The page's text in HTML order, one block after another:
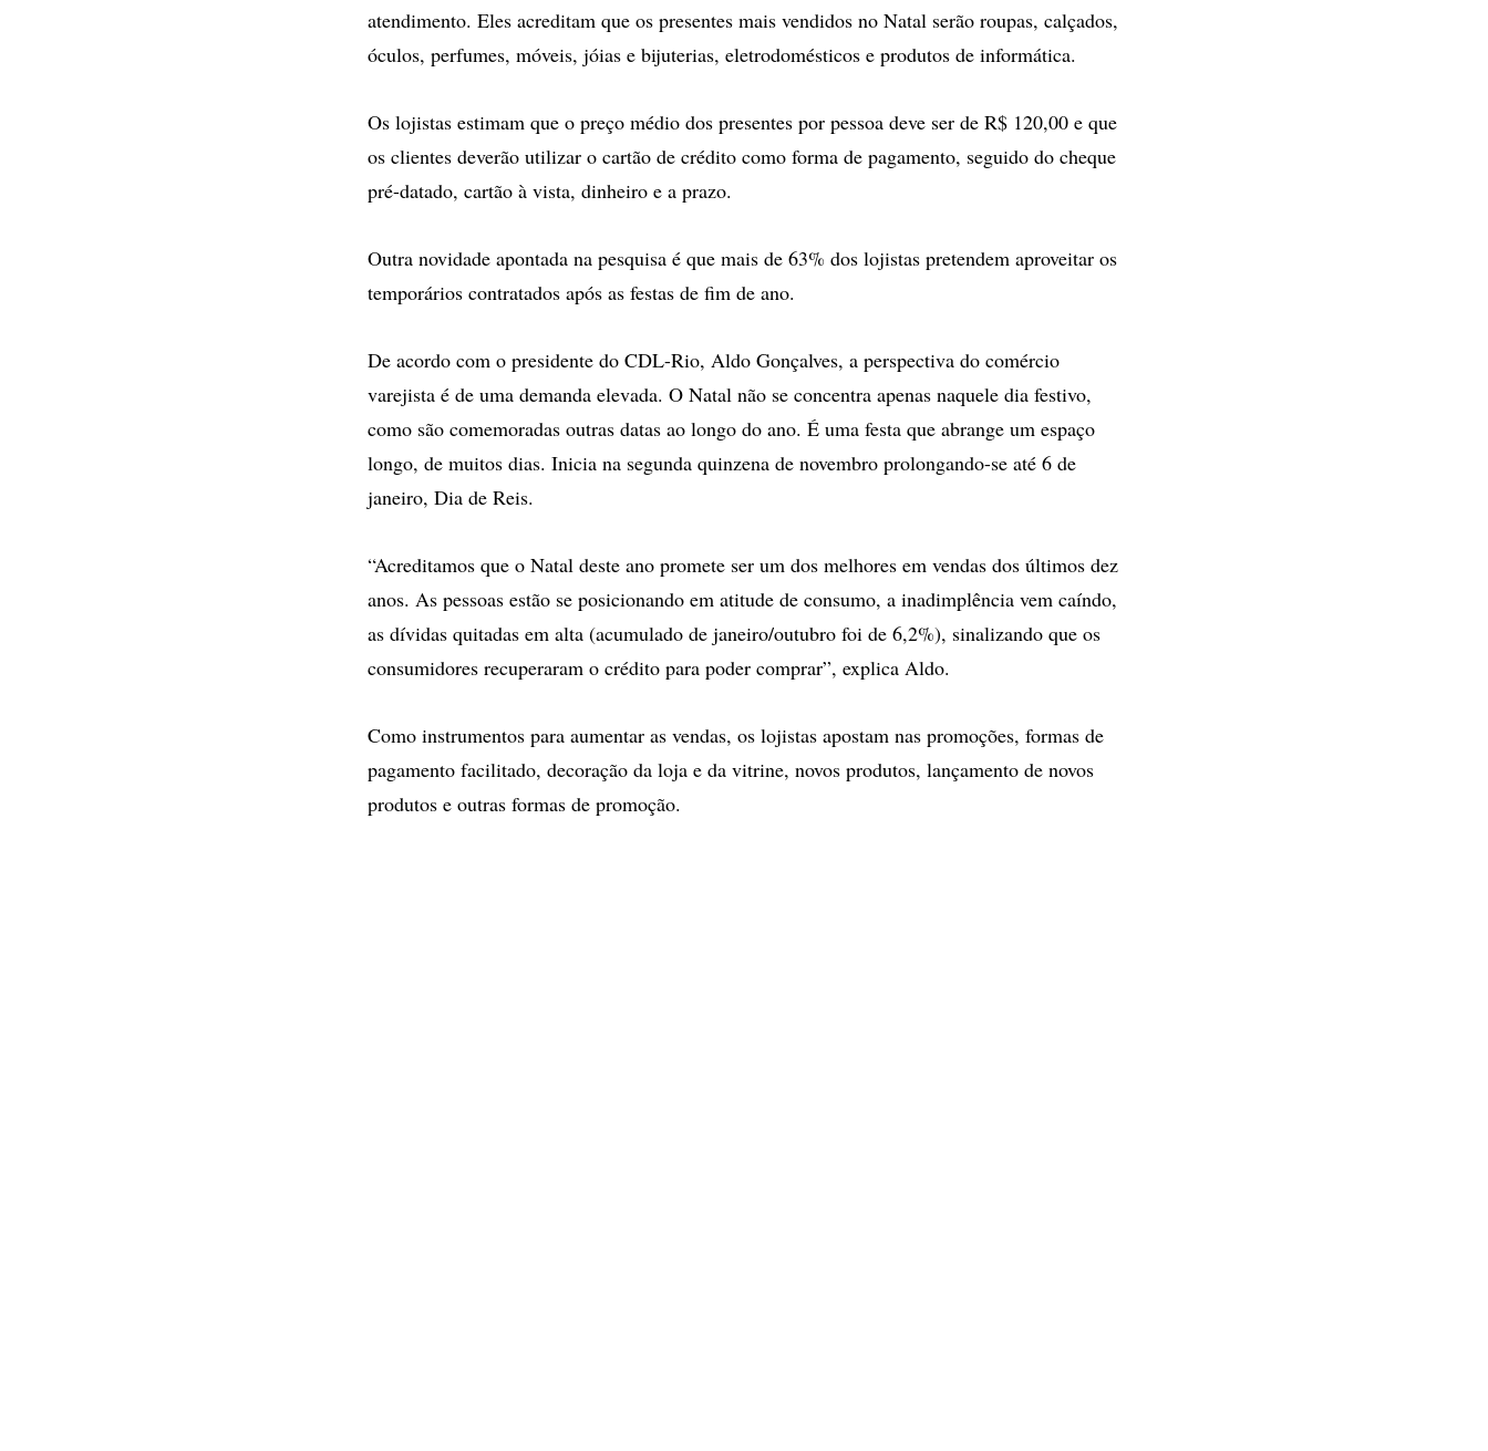
atendimento. Eles acreditam que os presentes mais vendidos no Natal serão roupas, calçados,
óculos, perfumes, móveis, jóias e bijuterias, eletrodomésticos e produtos de informática.
Os lojistas estimam que o preço médio dos presentes por pessoa deve ser de R$ 120,00 e que
os clientes deverão utilizar o cartão de crédito como forma de pagamento, seguido do cheque
pré-datado, cartão à vista, dinheiro e a prazo.
Outra novidade apontada na pesquisa é que mais de 63% dos lojistas pretendem aproveitar os
temporários contratados após as festas de fim de ano.
De acordo com o presidente do CDL-Rio, Aldo Gonçalves, a perspectiva do comércio
varejista é de uma demanda elevada. O Natal não se concentra apenas naquele dia festivo,
como são comemoradas outras datas ao longo do ano. É uma festa que abrange um espaço
longo, de muitos dias. Inicia na segunda quinzena de novembro prolongando-se até 6 de
janeiro, Dia de Reis.
“Acreditamos que o Natal deste ano promete ser um dos melhores em vendas dos últimos dez
anos. As pessoas estão se posicionando em atitude de consumo, a inadimplência vem caíndo,
as dívidas quitadas em alta (acumulado de janeiro/outubro foi de 6,2%), sinalizando que os
consumidores recuperaram o crédito para poder comprar”, explica Aldo.
Como instrumentos para aumentar as vendas, os lojistas apostam nas promoções, formas de
pagamento facilitado, decoração da loja e da vitrine, novos produtos, lançamento de novos
produtos e outras formas de promoção.